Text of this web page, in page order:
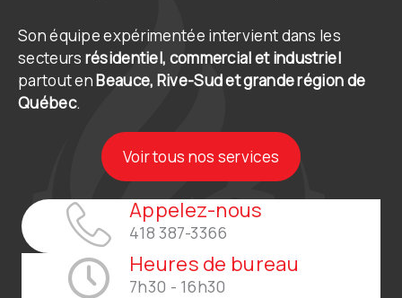
Son équipe expérimentée intervient dans les
secteurs résidentiel, commercial et industriel
partout enBeauce, Rive-Sud et grande région de
Québec.
Voir tous nos services
Appelez-nous
418 387-3366
Heures de bureau
7h30 - 16h30